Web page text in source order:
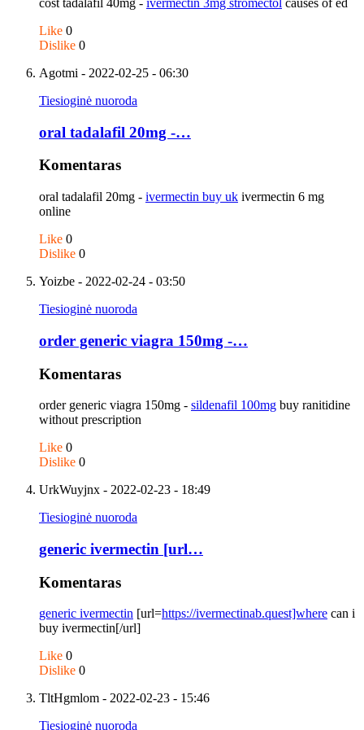
cost tadalafil 40mg - ivermectin 3mg stromectol causes of ed
Like 0
Dislike 0
Agotmi - 2022-02-25 - 06:30
Tiesioginė nuoroda
oral tadalafil 20mg -…
Komentaras
oral tadalafil 20mg - ivermectin buy uk ivermectin 6 mg
online
Like 0
Dislike 0
Yoizbe - 2022-02-24 - 03:50
Tiesioginė nuoroda
order generic viagra 150mg -…
Komentaras
order generic viagra 150mg - sildenafil 100mg buy ranitidine
without prescription
Like 0
Dislike 0
UrkWuyjnx - 2022-02-23 - 18:49
Tiesioginė nuoroda
generic ivermectin [url…
Komentaras
generic ivermectin [url=https://ivermectinab.quest]where can i
buy ivermectin[/url]
Like 0
Dislike 0
TltHgmlom - 2022-02-23 - 15:46
Tiesioginė nuoroda